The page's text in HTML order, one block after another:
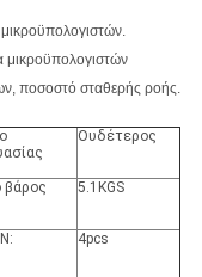
μικροϋπολογιστών
ποσοστό σταθερής ροής.
Ουδέτερος
βάρος 5.1KGS
4pcs